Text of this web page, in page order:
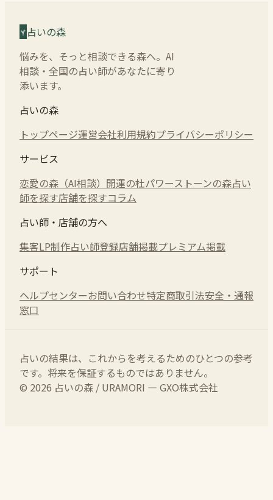
占いの森
悩みを、そっと相談できる森へ。AI
相談・全国の占い師があなたに寄り
添います。
占いの森
トップページ運営会社利用規約プライバシーポリシー
サービス
恋愛の森（AI相談） 開運の杜パワーストーンの森占い
師を探す店舗を探すコラム
占い師・店舗の方へ
集客LP制作占い師登録店舗掲載プレミアム掲載
サポート
ヘルプセンターお問い合わせ特定商取引法安全・通報
窓口
占いの結果は、これからを考えるためのひとつの参考
です。将来を保証するものではありません。
© 2026 占いの森 / URAMORI — GXO株式会社